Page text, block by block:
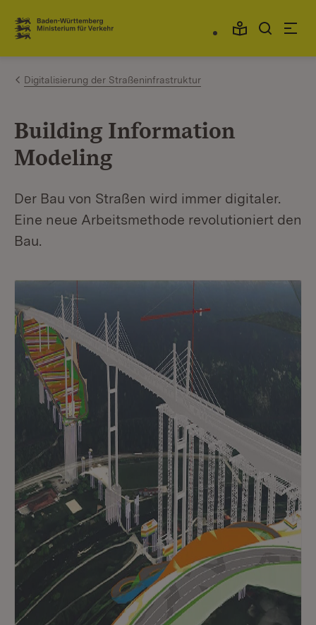
Zum Inhalt springen
Link zur Startseite
Digitalisierung der Straßeninfrastruktur
Building Information
Modeling
Der Bau von Straßen wird immer digitaler.
Eine neue Arbeitsmethode revolutioniert den
Bau.